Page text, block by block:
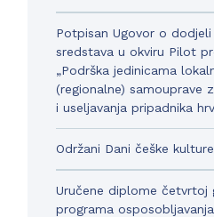
Potpisan Ugovor o
sredstava u okviru Pilot
„Podrška jedinicama
(regionalne) samouprave
i useljavanja pripadnika
Održani Dani češke kulture
Uručene diplome četvrtoj
programa